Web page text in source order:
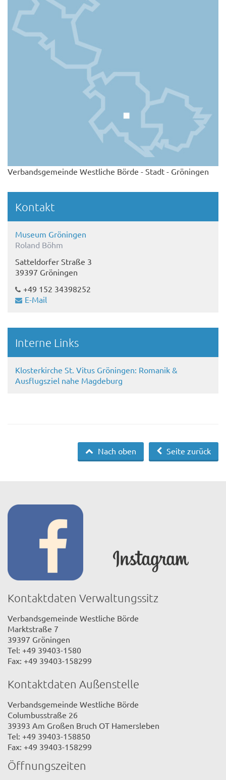
Verbandsgemeinde Westliche Börde - Stadt - Gröningen
Kontakt
Museum Gröningen
Roland Böhm
Satteldorfer Straße 3
39397 Gröningen
+49 ‭152 34398252‬
E-Mail
Interne Links
Klosterkirche St. Vitus Gröningen: Romanik &
Ausflugsziel nahe Magdeburg
Seite zurück
Nach oben
Kontaktdaten Verwaltungssitz
Verbandsgemeinde Westliche Börde
Marktstraße 7
39397 Gröningen
Tel: +49 39403-1580
Fax: +49 39403-158299
Kontaktdaten Außenstelle
Verbandsgemeinde Westliche Börde
Columbusstraße 26
39393 Am Großen Bruch OT Hamersleben
Tel: +49 39403-158850
Fax: +49 39403-158299
Öffnungszeiten